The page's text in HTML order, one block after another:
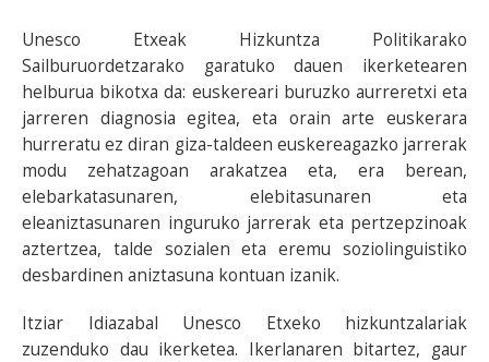
Unesco Etxeak Hizkuntza Politikarako
Sailburuordetzarako garatuko dauen ikerketearen
helburua bikotxa da: euskereari buruzko aurreretxi eta
jarreren diagnosia egitea, eta orain arte euskerara
hurreratu ez diran giza-taldeen euskereagazko jarrerak
modu zehatzagoan arakatzea eta, era berean,
elebarkatasunaren, elebitasunaren eta
eleaniztasunaren inguruko jarrerak eta pertzepzinoak
aztertzea, talde sozialen eta eremu soziolinguistiko
desbardinen aniztasuna kontuan izanik.
Itziar Idiazabal Unesco Etxeko hizkuntzalariak
zuzenduko dau ikerketea. Ikerlanaren bitartez, gaur